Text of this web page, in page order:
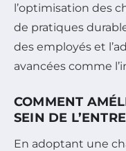
l’optimisation des
de pratiques
des employés et
avancées comme
COMMENT
SEIN DE
En adoptant une